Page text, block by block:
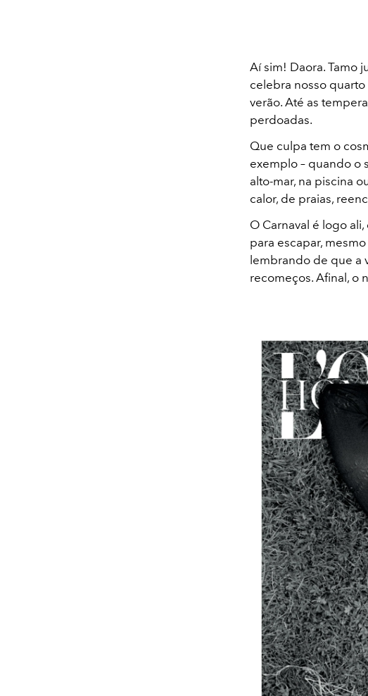
Aí sim! Daora. Tamo
celebra nosso quarto
verão. Até as
perdoadas.
Que culpa tem o
exemplo – quando o
alto-mar, na piscina
calor, de praias,
O Carnaval é logo
para escapar,
lembrando de que a
recomeços. Afinal, o